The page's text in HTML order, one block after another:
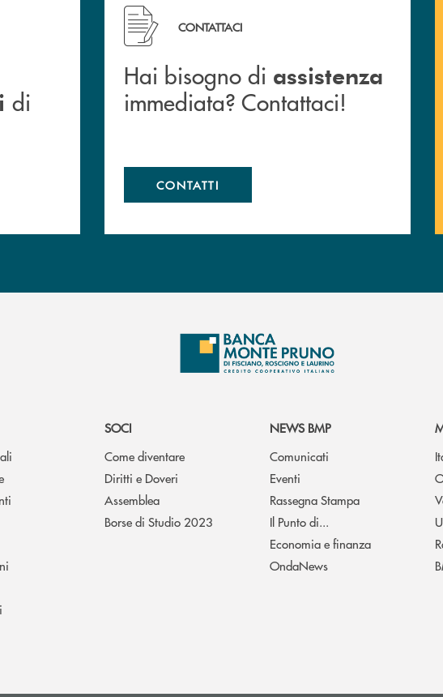
filiali&nbsp; di Banca Monte Pruno
di
Hai bisogno di assistenza immediata? Contattaci!
CONTATTACI
Hai bisogno di assistenza
immediata? Contattaci!
CONTATTI
SOCI
Come diventare
Diritti e Doveri
Assemblea
Borse di Studio 2023
NEWS BMP
Comunicati
Eventi
Rassegna Stampa
Il Punto di...
Economia e finanza
OndaNews